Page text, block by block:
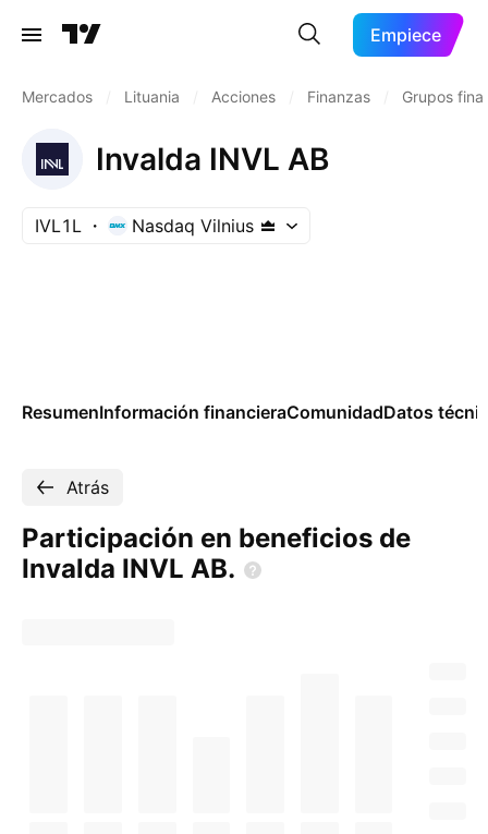
Empiece
Mercados Lituania Acciones Finanzas Grupos
Invalda INVL AB
IVL1L Nasdaq Vilnius
ResumenInformación financieraComunidadDatos
Atrás
Participación en beneficios de
Invalda INVL AB.